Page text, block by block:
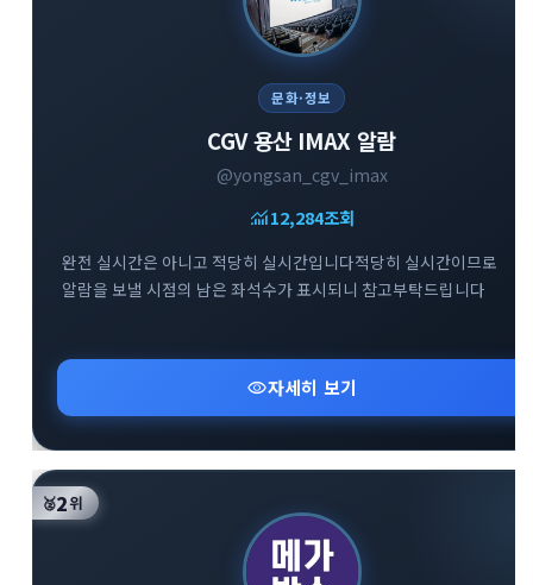
문화·정보
CGV 용산 IMAX 알람
@yongsan_cgv_imax
monitoring12,284조회
완전 실시간은 아니고 적당히 실시간입니다적당히 실시간이므로
알람을 보낼 시점의 남은 좌석수가 표시되니 참고부탁드립니다
visibility자세히 보기
🥈2위